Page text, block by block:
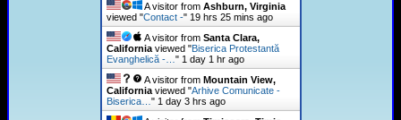
A visitor from Ashburn, Virginia
viewed "Contact -" 19 hrs 25 mins ago
A visitor from Santa Clara,
Californiaviewed "Biserica Protestantă
Evanghelică -… " 1 day 1 hr ago
A visitor from Mountain View,
Californiaviewed "Arhive Comunicate -
Biserica… " 1 day 3 hrs ago